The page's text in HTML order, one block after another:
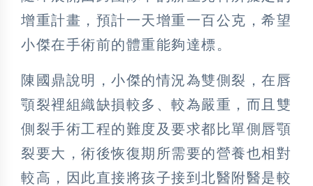
增重計畫，預計一天增重一百公克，希望
小傑在手術前的體重能夠達標。
陳國鼎說明，小傑的情況為雙側裂，在唇
顎裂裡組織缺損較多、較為嚴重，而且雙
側裂手術工程的難度及要求都比單側唇顎
裂要大，術後恢復期所需要的營養也相對
較高，因此直接將孩子接到北醫附醫是較